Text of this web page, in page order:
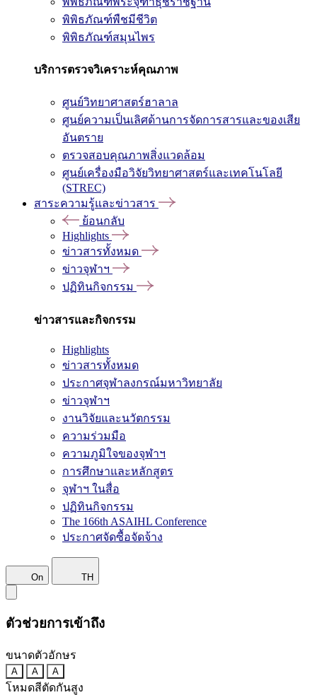
พิพิธภัณฑ์พืชมีชีวิต
พิพิธภัณฑ์สมุนไพร
บริการตรวจวิเคราะห์คุณภาพ
ศูนย์วิทยาศาสตร์ฮาลาล
ศูนย์ความเป็นเลิศด้านการจัดการสารและของเสีย
อันตราย
ตรวจสอบคุณภาพสิ่งแวดล้อม
ศูนย์เครื่องมือวิจัยวิทยาศาสตร์และเทคโนโลยี
(STREC)
สาระความรู้และข่าวสาร
ย้อนกลับ
Highlights
ข่าวสารทั้งหมด
ข่าวจุฬาฯ
ปฏิทินกิจกรรม
ข่าวสารและกิจกรรม
Highlights
ข่าวสารทั้งหมด
ประกาศจุฬาลงกรณ์มหาวิทยาลัย
ข่าวจุฬาฯ
งานวิจัยและนวัตกรรม
ความร่วมมือ
ความภูมิใจของจุฬาฯ
การศึกษาและหลักสูตร
จุฬาฯ ในสื่อ
ปฏิทินกิจกรรม
The 166th ASAIHL Conference
ประกาศจัดซื้อจัดจ้าง
On TH
ตัวช่วยการเข้าถึง
ขนาดตัวอักษร
A A A
โหมดสีตัดกันสูง